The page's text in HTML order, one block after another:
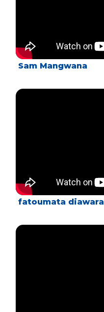
Sam Mangwana
fatoumata diawara